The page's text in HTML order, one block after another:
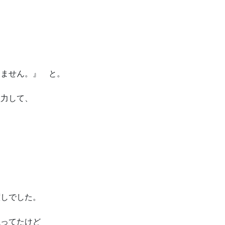
せん。』 と。
して、
でした。
てたけど